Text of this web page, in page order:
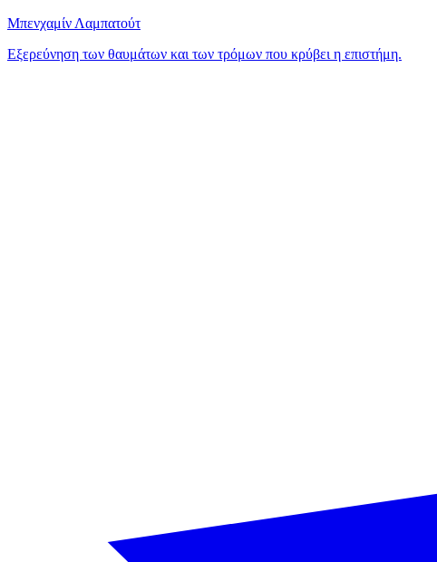
Μπενχαμίν Λαμπατούτ
Εξερεύνηση των θαυμάτων και των τρόμων που κρύβει η επιστήμη.